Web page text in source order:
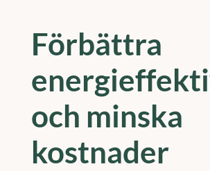
Förbättra
och minska
kostnader